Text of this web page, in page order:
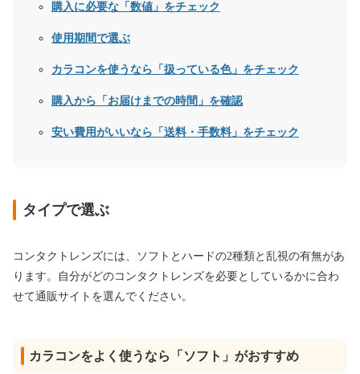
購入に必要な「数値」をチェック
使用期間で選ぶ
カラコンを使うなら「扱っている色」をチェック
購入から「お届けまでの時間」を確認
安い費用がいいなら「送料・手数料」をチェック
タイプで選ぶ
コンタクトレンズには、ソフトとハードの2種類と乱視の有無があ
ります。自分がどのコンタクトレンズを必要としているかに合わ
せて通販サイトを選んでください。
カラコンをよく使うなら「ソフト」がおすすめ